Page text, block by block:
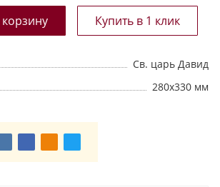
Св. царь Давид
280х330 мм